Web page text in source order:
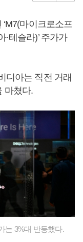
마이크로소프
·테슬라)’ 주가가
디아는 직전 거래
마쳤다.
는 3%대 반등했다.